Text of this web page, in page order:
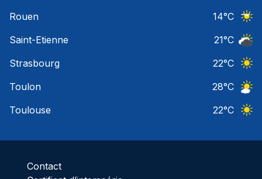
Rouen
14°C
Saint-Etienne
21°C
Strasbourg
22°C
Toulon
28°C
Toulouse
22°C
Contact